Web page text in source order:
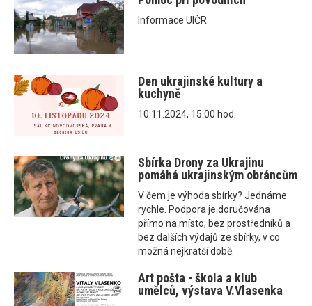
Informace UIČR
Den ukrajinské kultury a
kuchyně
10.11.2024, 15.00 hod.
Sbírka Drony za Ukrajinu
pomáhá ukrajinským obráncům
V čem je výhoda sbírky? Jednáme
rychle. Podpora je doručována
přímo na místo, bez prostředníků a
bez dalších výdajů ze sbírky, v co
možná nejkratší době.
Art pošta - škola a klub
umělců, výstava V.Vlasenka